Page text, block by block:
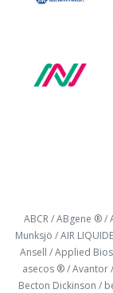
ABCR / ABgene ®
Munksjö / AIR
Ansell / Applied
asecos ® / Avantor
Becton Dickinson /